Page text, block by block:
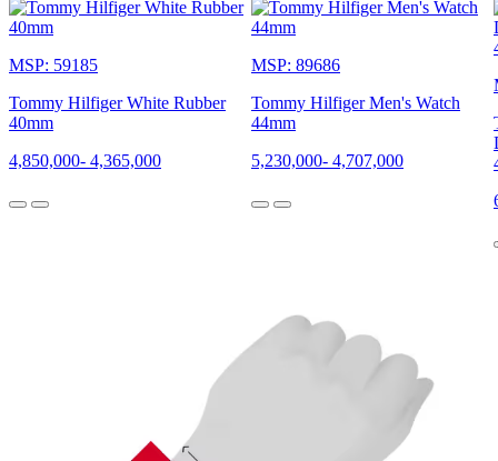
MSP: 59185
Tommy Hilfiger White Rubber
40mm
4,850,000- 4,365,000
MSP: 89686
Tommy Hilfiger Men's Watch
44mm
5,230,000- 4,707,000